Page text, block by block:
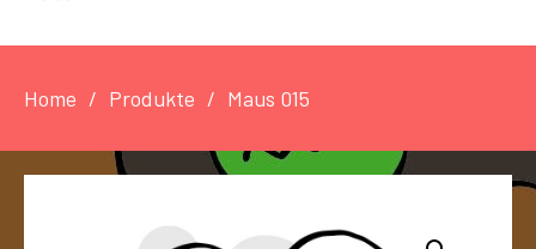
Home Produkte Maus 015